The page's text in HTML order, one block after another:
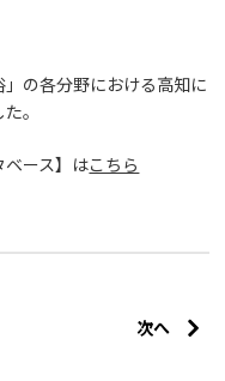
の各分野における高知に
。
ース】はこちら
次へ